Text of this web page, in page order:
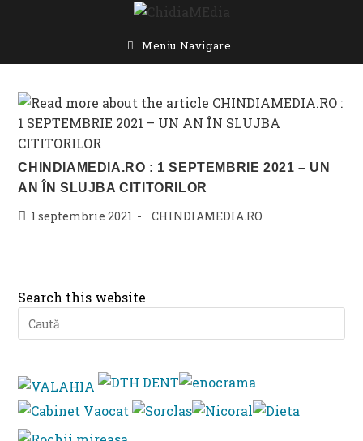
Meniu Navigare
CHINDIAMEDIA.RO : 1 SEPTEMBRIE 2021 – UN
AN ÎN SLUJBA CITITORILOR
Post1 septembrie 2021
Post
CHINDIAMEDIA.RO
Search this website